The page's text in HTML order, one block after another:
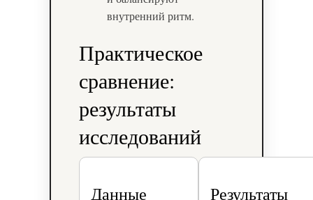
внутренний ритм.
Практическое
сравнение:
результаты
исследований
Данные
Результаты